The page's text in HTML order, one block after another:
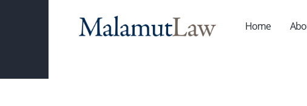
Home